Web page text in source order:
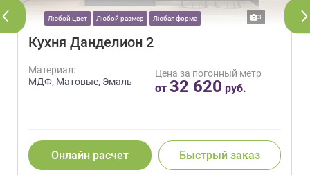
Любой цвет Любой размер Любая форма 3
Кухня Данделион 2
Материал:
МДФ, Матовые, Эмаль
Цена за погонный метр
от 32 620 руб.
Онлайн расчет Быстрый заказ